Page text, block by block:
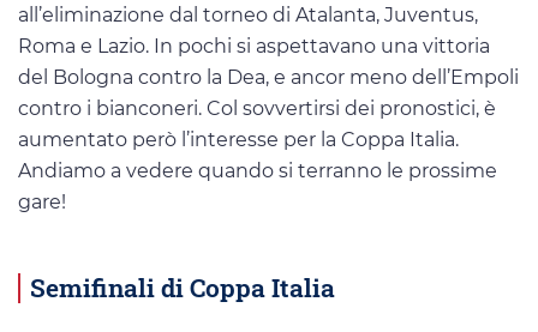
all’eliminazione dal torneo di Atalanta, Juventus,
Roma e Lazio. In pochi si aspettavano una vittoria
del Bologna contro la Dea, e ancor meno dell’Empoli
contro i bianconeri. Col sovvertirsi dei pronostici, è
aumentato però l’interesse per la Coppa Italia.
Andiamo a vedere quando si terranno le prossime
gare!
Semifinali di Coppa Italia